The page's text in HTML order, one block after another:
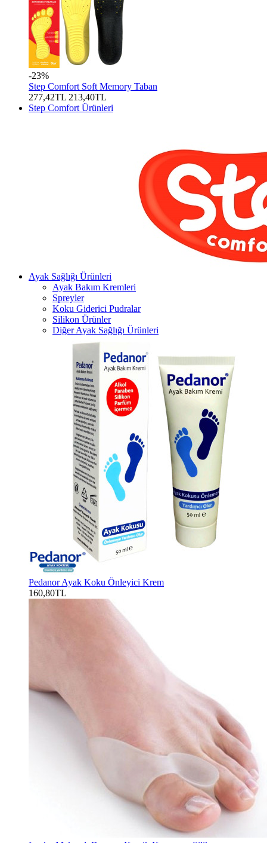
-23%
Step Comfort Soft Memory Taban
277,42TL 213,40TL
Step Comfort Ürünleri
Ayak Sağlığı Ürünleri
Ayak Bakım Kremleri
Spreyler
Koku Giderici Pudralar
Silikon Ürünler
Diğer Ayak Sağlığı Ürünleri
Pedanor Ayak Koku Önleyici Krem
160,80TL